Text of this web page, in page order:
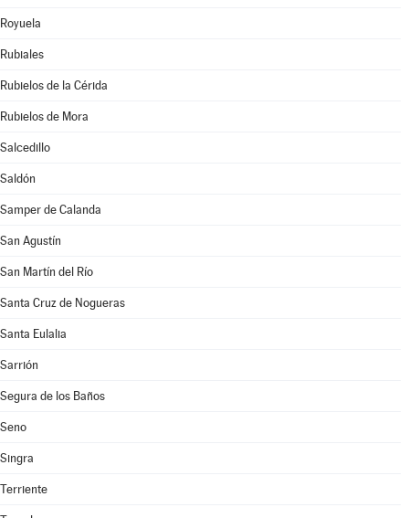
Royuela
Rubiales
Rubielos de la Cérida
Rubielos de Mora
Salcedillo
Saldón
Samper de Calanda
San Agustín
San Martín del Río
Santa Cruz de Nogueras
Santa Eulalia
Sarrión
Segura de los Baños
Seno
Singra
Terriente